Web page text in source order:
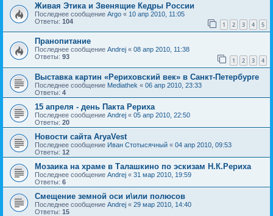
Живая Этика и Звенящие Кедры России
Последнее сообщение Argo « 10 апр 2010, 11:05
Ответы: 104 1 2 3 4 5
Пранопитание
Последнее сообщение Andrej « 08 апр 2010, 11:38
Ответы: 93 1 2 3 4
Выставка картин «Рериховский век» в Санкт-Петербурге
Последнее сообщение Mediathek « 06 апр 2010, 23:33
Ответы: 4
15 апреля - день Пакта Рериха
Последнее сообщение Andrej « 05 апр 2010, 22:50
Ответы: 20
Новости сайта AryaVest
Последнее сообщение Иван Стотысячный « 04 апр 2010, 09:53
Ответы: 12
Мозаика на храме в Талашкино по эскизам Н.К.Рериха
Последнее сообщение Andrej « 31 мар 2010, 19:59
Ответы: 6
Смещение земной оси и\или полюсов
Последнее сообщение Andrej « 29 мар 2010, 14:40
Ответы: 15